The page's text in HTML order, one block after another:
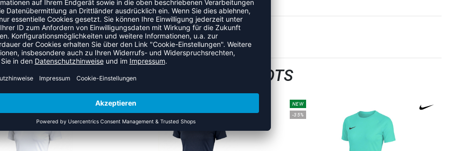
ZULETZT ANGESEHEN
DER KATEGORIE VOLLEYBALLTRIKOTS
NEW
-35%
NEW
-35%